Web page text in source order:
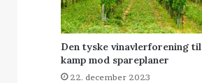
Den tyske vinavlerforening til
kamp mod spareplaner
22. december 2023